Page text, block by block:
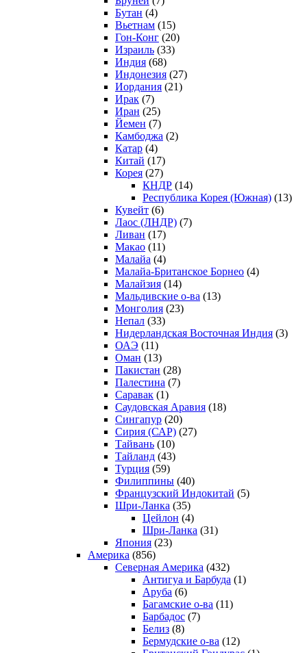
Бутан (4)
Вьетнам (15)
Гон-Конг (20)
Израиль (33)
Индия (68)
Индонезия (27)
Иордания (21)
Ирак (7)
Иран (25)
Йемен (7)
Камбоджа (2)
Катар (4)
Китай (17)
Корея (27)
КНДР (14)
Республика Корея (Южная) (13)
Кувейт (6)
Лаос (ЛНДР) (7)
Ливан (17)
Макао (11)
Малайа (4)
Малайа-Британское Борнео (4)
Малайзия (14)
Мальдивские о-ва (13)
Монголия (23)
Непал (33)
Нидерландская Восточная Индия (3)
ОАЭ (11)
Оман (13)
Пакистан (28)
Палестина (7)
Саравак (1)
Саудовская Аравия (18)
Сингапур (20)
Сирия (САР) (27)
Тайвань (10)
Тайланд (43)
Турция (59)
Филиппины (40)
Французский Индокитай (5)
Шри-Ланка (35)
Цейлон (4)
Шри-Ланка (31)
Япония (23)
Америка (856)
Северная Америка (432)
Антигуа и Барбуда (1)
Аруба (6)
Багамские о-ва (11)
Барбадос (7)
Белиз (8)
Бермудские о-ва (12)